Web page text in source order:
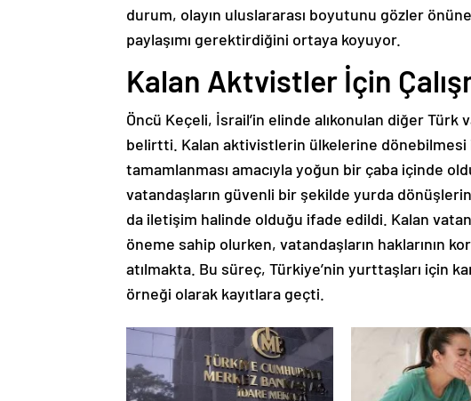
durum, olayın uluslararası boyutunu gözler
paylaşımı gerektirdiğini ortaya koyuyor.
Kalan Aktvistler İçin
Öncü Keçeli, İsrail’in elinde alıkonulan diğer Türk
belirtti. Kalan aktivistlerin ülkelerine
tamamlanması amacıyla yoğun bir çaba içinde
vatandaşların güvenli bir şekilde yurda
da iletişim halinde olduğu ifade edildi. Kalan
öneme sahip olurken, vatandaşların haklarının
atılmakta. Bu süreç, Türkiye’nin yurttaşları için
örneği olarak kayıtlara geçti.